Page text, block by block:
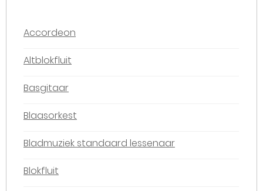
Accordeon
Altblokfluit
Basgitaar
Blaasorkest
Bladmuziek standaard lessenaar
Blokfluit